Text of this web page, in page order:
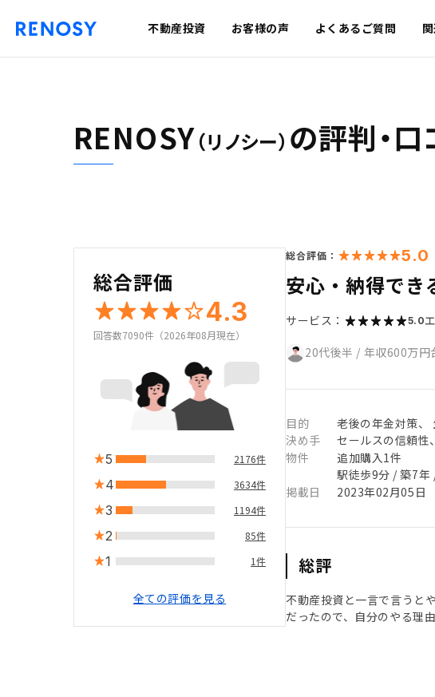
不動産投資 お客様の声 よくあるご質問
RENOSY（リノシー） の評判・口
総合評価
4.3
回答数7090件（2026年08月現在）
5 2176件
4 3634件
3 1194件
2 85件
1 1件
全ての評価を見る
総合評価： 5.0
安心・納得でき
サービス： 5.0
20代後半 / 年収600万円
目的
老後の年金対策、
決め手
セールスの信頼性
物件
追加購入1件
駅徒歩9分 / 築7年
掲載日
2023年02月05日
総評
不動産投資と一言で言うと
だったので、自分のやる理